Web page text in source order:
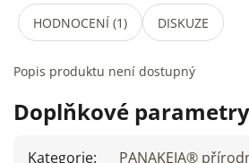
HODNOCENÍ (1) DISKUZE
Popis produktu není dostupný
Doplňkové parametry
Kategorie: PANAKEIA®